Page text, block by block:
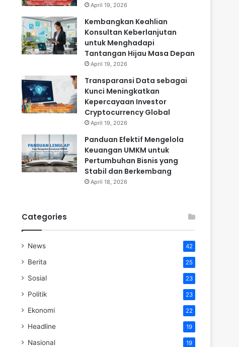
April 19, 2026
Kembangkan Keahlian
Konsultan Keberlanjutan
untuk Menghadapi
Tantangan Hijau Masa Depan
April 19, 2026
Transparansi Data sebagai
Kunci Meningkatkan
Kepercayaan Investor
Cryptocurrency Global
April 19, 2026
Panduan Efektif Mengelola
Keuangan UMKM untuk
Pertumbuhan Bisnis yang
Stabil dan Berkembang
April 18, 2026
Categories
News 42
Berita 25
Sosial 23
Politik 23
Ekonomi 22
Headline 19
Nasional 19